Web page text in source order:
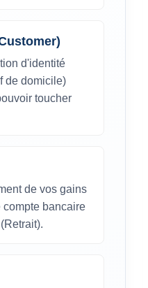
d'identité
de domicile)
toucher
de vos gains
compte bancaire